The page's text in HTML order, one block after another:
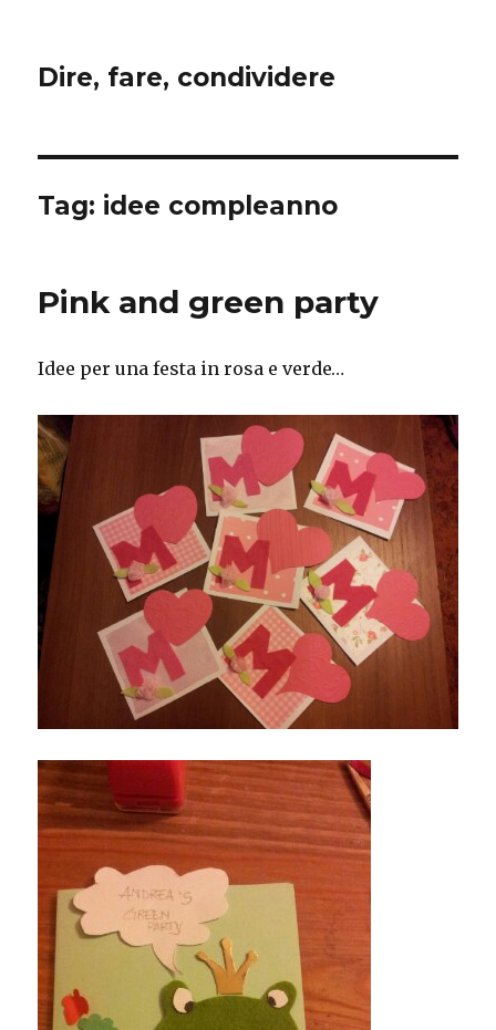
Dire, fare, condividere
Tag: idee compleanno
Pink and green party
Idee per una festa in rosa e verde…